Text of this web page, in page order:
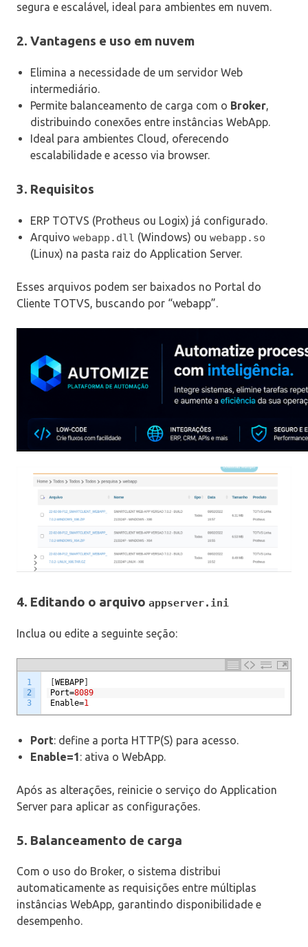
segura e escalável, ideal para ambientes em nuvem.
2. Vantagens e uso em nuvem
Elimina a necessidade de um servidor Web
intermediário.
Permite balanceamento de carga com o Broker,
distribuindo conexões entre instâncias WebApp.
Ideal para ambientes Cloud, oferecendo
escalabilidade e acesso via browser.
3. Requisitos
ERP TOTVS (Protheus ou Logix) já configurado.
Arquivo webapp.dll (Windows) ou webapp.so
(Linux) na pasta raiz do Application Server.
Esses arquivos podem ser baixados no Portal do
Cliente TOTVS, buscando por “webapp”.
4. Editando o arquivo appserver.ini
Inclua ou edite a seguinte seção:
1
2
3
[WEBAPP]
Port=8089
Enable=1
Port: define a porta HTTP(S) para acesso.
Enable=1: ativa o WebApp.
Após as alterações, reinicie o serviço do Application
Server para aplicar as configurações.
5. Balanceamento de carga
Com o uso do Broker, o sistema distribui
automaticamente as requisições entre múltiplas
instâncias WebApp, garantindo disponibilidade e
desempenho.